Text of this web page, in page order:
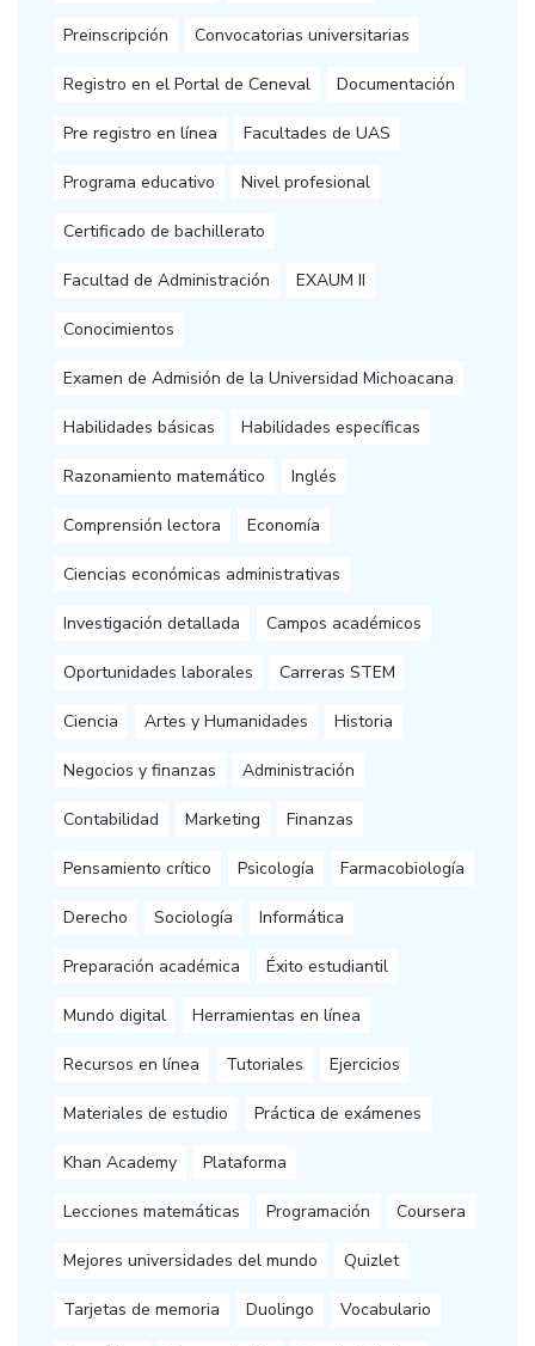
Preinscripción Convocatorias universitarias
Registro en el Portal de Ceneval Documentación
Pre registro en línea Facultades de UAS
Programa educativo Nivel profesional
Certificado de bachillerato
Facultad de Administración EXAUM II
Conocimientos
Examen de Admisión de la Universidad Michoacana
Habilidades básicas Habilidades específicas
Razonamiento matemático Inglés
Comprensión lectora Economía
Ciencias económicas administrativas
Investigación detallada Campos académicos
Oportunidades laborales Carreras STEM
Ciencia Artes y Humanidades Historia
Negocios y finanzas Administración
Contabilidad Marketing Finanzas
Pensamiento crítico Psicología Farmacobiología
Derecho Sociología Informática
Preparación académica Éxito estudiantil
Mundo digital Herramientas en línea
Recursos en línea Tutoriales Ejercicios
Materiales de estudio Práctica de exámenes
Khan Academy Plataforma
Lecciones matemáticas Programación Coursera
Mejores universidades del mundo Quizlet
Tarjetas de memoria Duolingo Vocabulario